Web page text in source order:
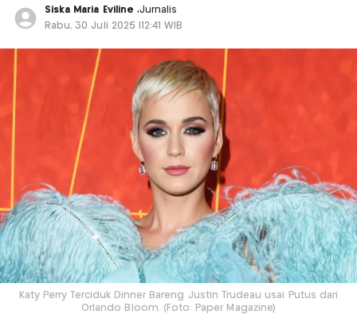
Siska Maria Eviline ,Jurnalis
Rabu, 30 Juli 2025 |12:41 WIB
Katy Perry Terciduk Dinner Bareng Justin Trudeau usai Putus dari
Orlando Bloom. (Foto: Paper Magazine)